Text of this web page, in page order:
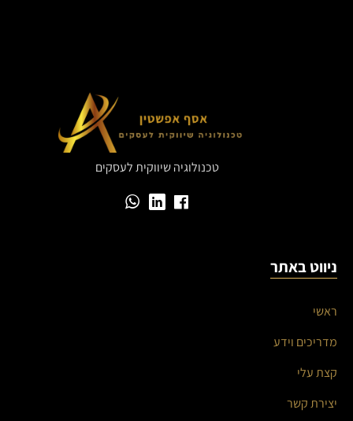
טכנולוגיה שיווקית לעסקים
ניווט באתר
ראשי
מדריכים וידע
קצת עלי
יצירת קשר